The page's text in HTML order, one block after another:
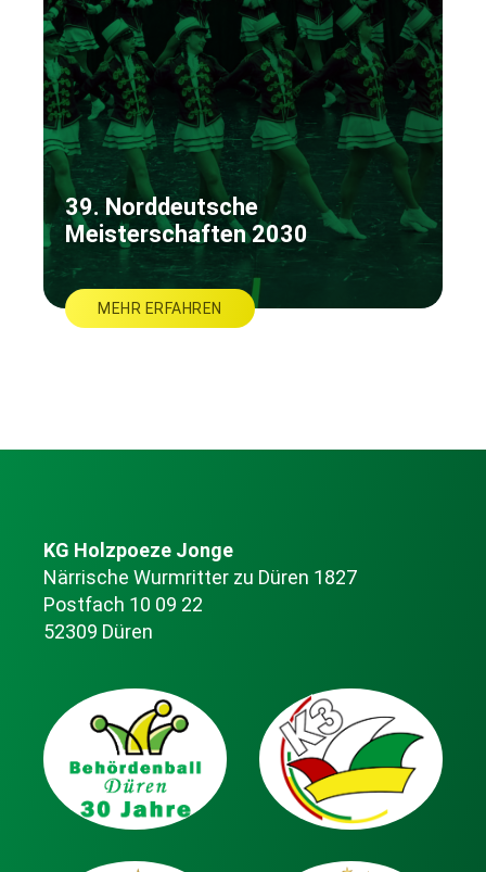
39. Norddeutsche
Meisterschaften 2030
MEHR ERFAHREN
KG Holzpoeze Jonge
Närrische Wurmritter zu Düren 1827
Postfach 10 09 22
52309 Düren